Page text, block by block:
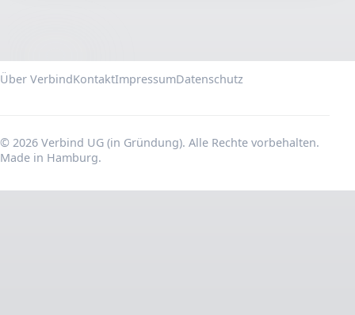
Über VerbindKontaktImpressumDatenschutz
© 2026 Verbind UG (in Gründung). Alle Rechte vorbehalten.
Made in Hamburg.